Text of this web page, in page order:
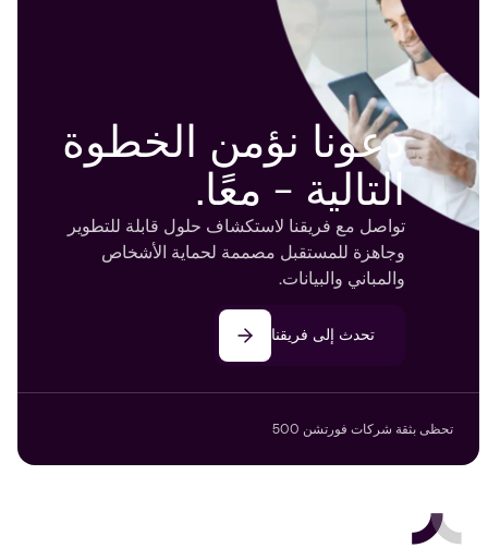
دعونا نؤمن الخطوة
التالية - معًا.
تواصل مع فريقنا لاستكشاف حلول قابلة للتطوير
وجاهزة للمستقبل مصممة لحماية الأشخاص
والمباني والبيانات.
تحدث إلى فريقنا
تحظى بثقة شركات فورتشن 500